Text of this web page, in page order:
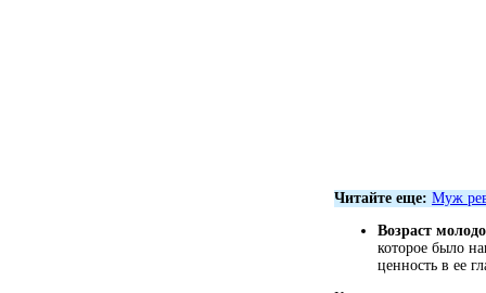
Читайте еще: Муж
Возраст
которое было
ценность в ее